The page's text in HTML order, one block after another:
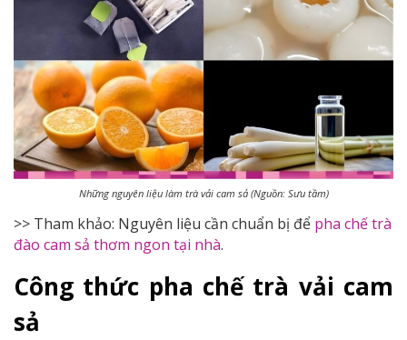
Những nguyên liệu làm trà vải cam sả (Nguồn: Sưu tầm)
>> Tham khảo: Nguyên liệu cần chuẩn bị để pha chế trà
đào cam sả thơm ngon tại nhà.
Công thức pha chế trà vải cam
sả